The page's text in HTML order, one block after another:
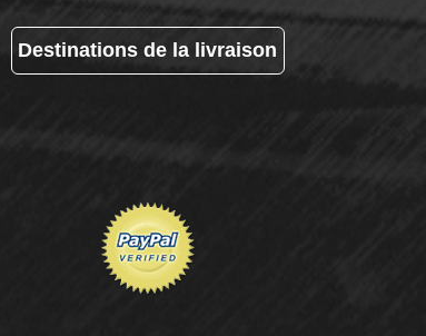
Destinations de la livraison